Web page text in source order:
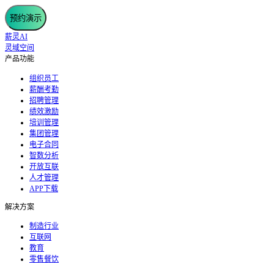
预约演示
薪灵AI
灵域空间
产品功能
组织员工
薪酬考勤
招聘管理
绩效激励
培训管理
集团管理
电子合同
智数分析
开放互联
人才管理
APP下载
解决方案
制造行业
互联网
教育
零售餐饮